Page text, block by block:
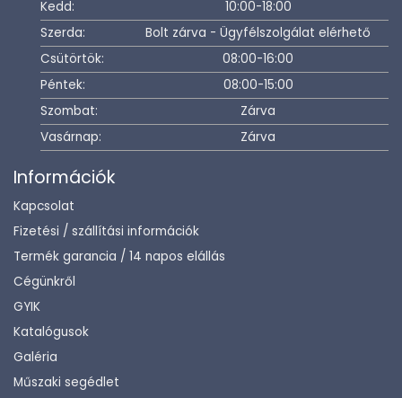
Kedd:
10:00-18:00
Szerda:
Bolt zárva - Ügyfélszolgálat elérhető
Csütörtök:
08:00-16:00
Péntek:
08:00-15:00
Szombat:
Zárva
Vasárnap:
Zárva
Információk
Kapcsolat
Fizetési / szállítási információk
Termék garancia / 14 napos elállás
Cégünkről
GYIK
Katalógusok
Galéria
Műszaki segédlet